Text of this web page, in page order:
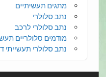
מתגים תעשיתיים
נתב סלולרי
נתב סלולרי לרכב
מודמים סלולריים
נתב סלולרי תעשייתי